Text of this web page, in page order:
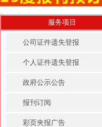
服务项目
公司证件遗失登报
个人证件遗失登报
政府公示公告
报刊订阅
彩页夹报广告